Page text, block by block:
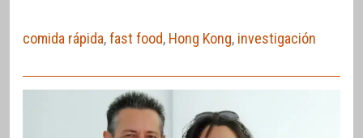
comida rápida,fast food, Hong Kong, investigación